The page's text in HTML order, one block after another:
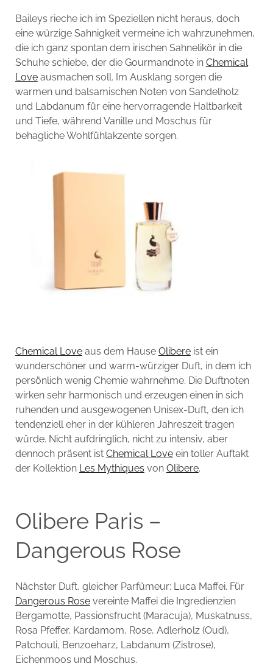
Baileys rieche ich im Speziellen nicht heraus, doch
eine würzige Sahnigkeit vermeine ich wahrzunehmen,
die ich ganz spontan dem irischen Sahnelikör in die
Schuhe schiebe, der die Gourmandnote in Chemical
Loveausmachen soll. Im Ausklang sorgen die
warmen und balsamischen Noten von Sandelholz
und Labdanum für eine hervorragende Haltbarkeit
und Tiefe, während Vanille und Moschus für
behagliche Wohlfühlakzente sorgen.
Chemical Loveaus dem Hause Olibereist ein
wunderschöner und warm-würziger Duft, in dem ich
persönlich wenig Chemie wahrnehme. Die Duftnoten
wirken sehr harmonisch und erzeugen einen in sich
ruhenden und ausgewogenen Unisex-Duft, den ich
tendenziell eher in der kühleren Jahreszeit tragen
würde. Nicht aufdringlich, nicht zu intensiv, aber
dennoch präsent ist Chemical Loveein toller Auftakt
der Kollektion Les Mythiques von Olibere.
Olibere Paris –
Dangerous Rose
Nächster Duft, gleicher Parfümeur: Luca Maffei. Für
Dangerous Rosevereinte Maffei die Ingredienzien
Bergamotte, Passionsfrucht (Maracuja), Muskatnuss,
Rosa Pfeffer, Kardamom, Rose, Adlerholz (Oud),
Patchouli, Benzoeharz, Labdanum (Zistrose),
Eichenmoos und Moschus.